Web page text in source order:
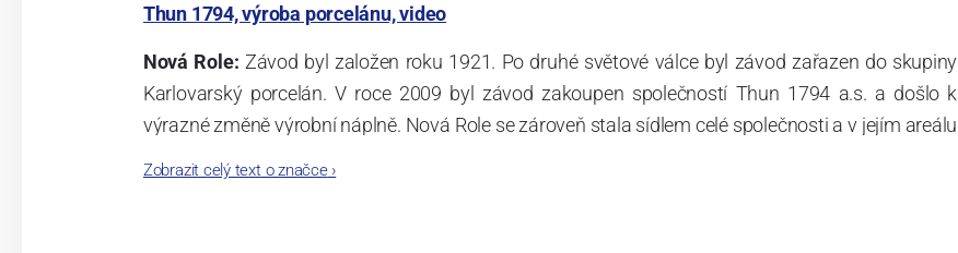
Thun 1794, výroba porcelánu, video
Nová Role: Závod byl založen roku 1921. Po druhé světové válce byl závod zařazen do skupiny
Karlovarský porcelán. V roce 2009 byl závod zakoupen společností Thun 1794 a.s. a došlo k
výrazné změně výrobní náplně. Nová Role se zároveň stala sídlem celé společnosti a v jejím areálu
Zobrazit celý text o značce›